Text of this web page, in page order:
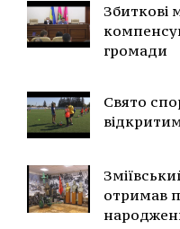
Збиткові
громади
Свято
отримав